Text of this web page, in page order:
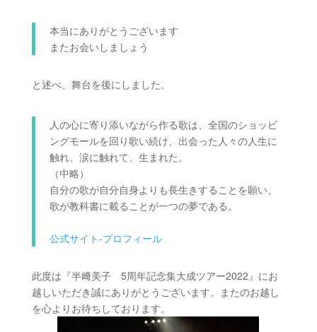
本当にありがとうございます
またお会いしましょう
と述べ、舞台を後にしました。
人の心に寄り添いながら作る歌は、全国のショッピ
ングモールを回り歌い続け、出会った人々の人生に
触れ、涙に触れて、生まれた。
（中略）
自分の歌が自分自身よりも長生きすることを願い、
歌が教科書に載ることが一つの夢である。
公式サイト-プロフィール
此度は『半﨑美子 5周年記念集大成ツアー2022』にお
越しいただき誠にありがとうございます。またのお越し
を心よりお待ちしております。